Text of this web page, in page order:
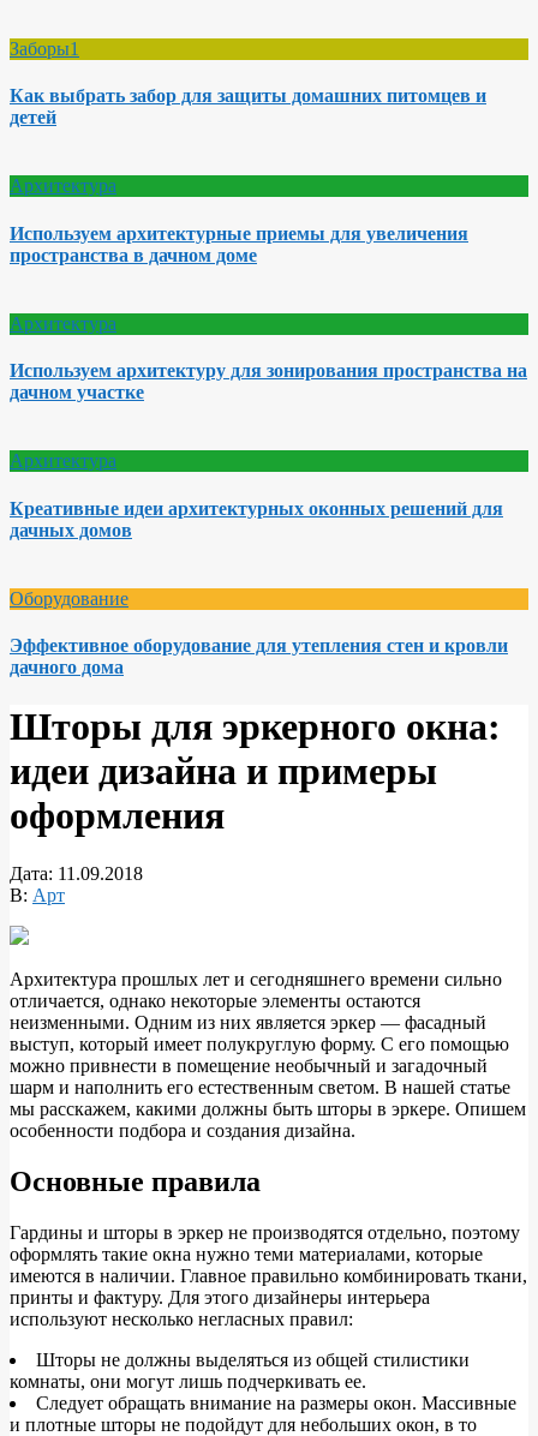
Заборы1
Как выбрать забор для защиты домашних питомцев и
детей
Архитектура
Используем архитектурные приемы для увеличения
пространства в дачном доме
Архитектура
Используем архитектуру для зонирования пространства на
дачном участке
Архитектура
Креативные идеи архитектурных оконных решений для
дачных домов
Оборудование
Эффективное оборудование для утепления стен и кровли
дачного дома
Шторы для эркерного окна:
идеи дизайна и примеры
оформления
Дата: 11.09.2018
В: Арт
Архитектура прошлых лет и сегодняшнего времени сильно
отличается, однако некоторые элементы остаются
неизменными. Одним из них является эркер — фасадный
выступ, который имеет полукруглую форму. С его помощью
можно привнести в помещение необычный и загадочный
шарм и наполнить его естественным светом. В нашей статье
мы расскажем, какими должны быть шторы в эркере. Опишем
особенности подбора и создания дизайна.
Основные правила
Гардины и шторы в эркер не производятся отдельно, поэтому
оформлять такие окна нужно теми материалами, которые
имеются в наличии. Главное правильно комбинировать ткани,
принты и фактуру. Для этого дизайнеры интерьера
используют несколько негласных правил:
Шторы не должны выделяться из общей стилистики
комнаты, они могут лишь подчеркивать ее.
Следует обращать внимание на размеры окон. Массивные
и плотные шторы не подойдут для небольших окон, в то